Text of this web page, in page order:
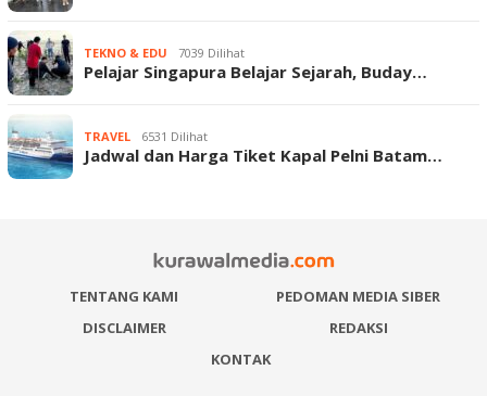
TEKNO & EDU 7039 Dilihat
Pelajar Singapura Belajar Sejarah, Buday…
TRAVEL 6531 Dilihat
Jadwal dan Harga Tiket Kapal Pelni Batam…
TENTANG KAMI
PEDOMAN MEDIA SIBER
DISCLAIMER
REDAKSI
KONTAK